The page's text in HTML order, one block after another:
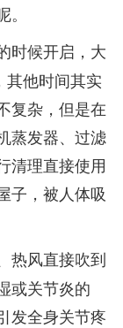
时候开启，大
其他时间其实
复杂，但是在
蒸发器、过滤
清理直接使用
子，被人体吸
热风直接吹到
或关节炎的
发全身关节疼